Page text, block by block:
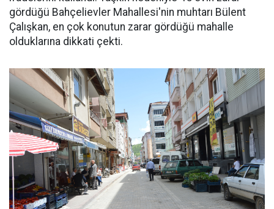
gördüğü Bahçelievler Mahallesi'nin muhtarı Bülent
Çalışkan, en çok konutun zarar gördüğü mahalle
olduklarına dikkati çekti.